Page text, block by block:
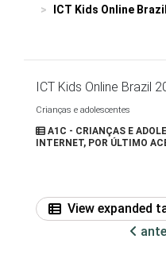
ICT Kids Online
ICT Kids Online Brazil
Crianças e adolescentes
A1C - CRIANÇAS E
INTERNET, POR ÚLTIMO
View expanded